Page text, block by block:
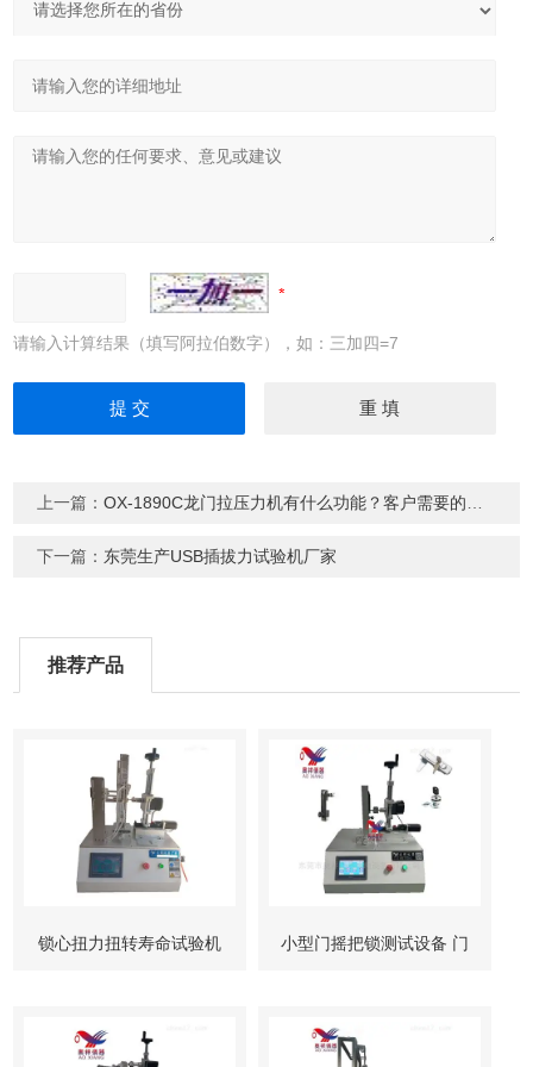
请输入计算结果（填写阿拉伯数字），如：三加四=7
上一篇：OX-1890C龙门拉压力机有什么功能？客户需要的龙门拉压力机
下一篇： 东莞生产USB插拔力试验机厂家
推荐产品
锁心扭力扭转寿命试验机 小型门摇把锁测试设备 门